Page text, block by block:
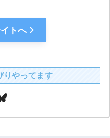
トへ
りやってます